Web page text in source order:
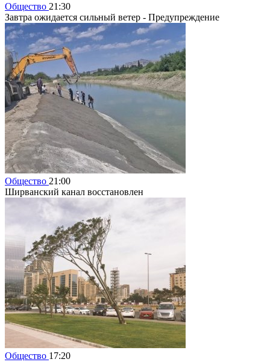
Общество 21:30
Завтра ожидается сильный ветер - Предупреждение
Общество 21:00
Ширванский канал восстановлен
Общество 17:20